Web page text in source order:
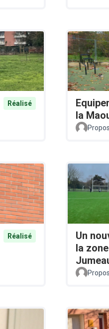
Réalisé
la
Réalisé
Un
la